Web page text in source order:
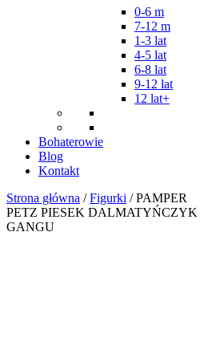
0-6 m
7-12 m
1-3 lat
4-5 lat
6-8 lat
9-12 lat
12 lat+
Bohaterowie
Blog
Kontakt
Strona główna /Figurki / PAMPER
PETZ PIESEK
GANGU